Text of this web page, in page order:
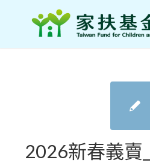
2026新春義賣